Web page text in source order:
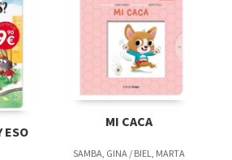
ESO
MI CACA
SAMBA, GINA / BIEL, MARTA